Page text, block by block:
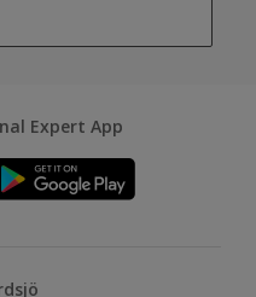
Expert App